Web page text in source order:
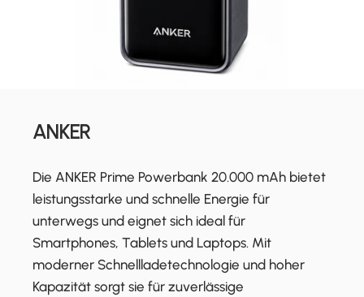
ANKER
Die ANKER Prime Powerbank 20.000 mAh bietet
leistungsstarke und schnelle Energie für
unterwegs und eignet sich ideal für
Smartphones, Tablets und Laptops. Mit
moderner Schnellladetechnologie und hoher
Kapazität sorgt sie für zuverlässige